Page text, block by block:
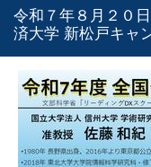
令和７年８月２０
済大学 新松戸キャ